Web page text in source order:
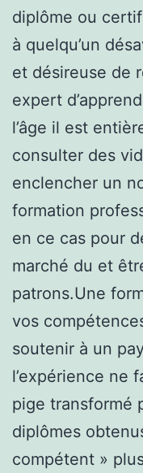
diplôme ou
à quelqu’un
et désireuse de
expert
l’âge il est
consulter des
enclencher un
formation
en ce cas pour
marché du et
patrons.Une
vos
soutenir à un
l’expérience ne
pige transformé
diplômes
compétent »